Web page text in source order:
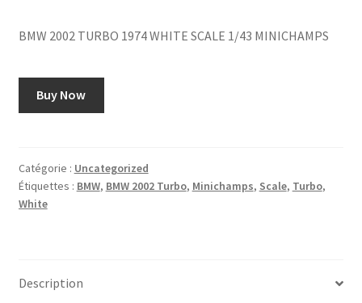
BMW 2002 TURBO 1974 WHITE SCALE 1/43 MINICHAMPS
Buy Now
Catégorie : Uncategorized
Étiquettes : BMW, BMW 2002 Turbo, Minichamps, Scale, Turbo,
White
Description